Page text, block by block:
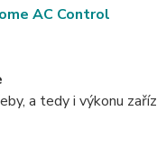
AC Control
a tedy i výkonu